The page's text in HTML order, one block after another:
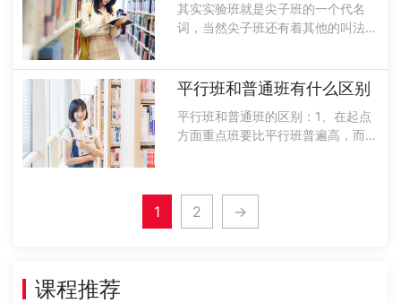
讲竞争压......
其实实验班就是尖子班的一个代名
词，当然尖子班还有着其他的叫法，
异的学生聚集到一个班里边，而实验
好的高中。......
平行班和普通班有什么区别
平行班和普通班的区别：1、在起点
方面重点班要比平行班普遍高，而且
从课堂的教学内容以及深度和广度上
来看都会高一些。而平行班在课程的
深度以及广......
1 2 →
课程推荐